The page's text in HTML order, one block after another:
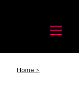
Home >